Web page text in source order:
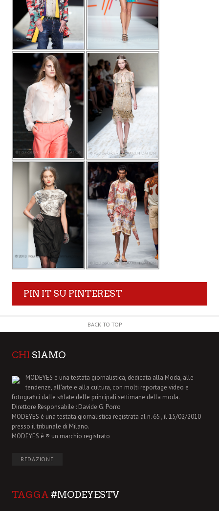
PIN IT SU PINTEREST
BACK TO TOP
CHI SIAMO
MODEYES è una testata giornalistica, dedicata alla Moda, alle
tendenze, all'arte e alla cultura, con molti reportage video e
fotografici dalle sfilate delle principali settimane della moda.
Direttore Responsabile : Davide G. Porro
MODEYES è una testata giornalistica registrata al n. 65 , il 15/02/2010
presso il tribunale di Milano.
MODEYES è ® un marchio registrato
REDAZIONE
TAGGA #MODEYESTV